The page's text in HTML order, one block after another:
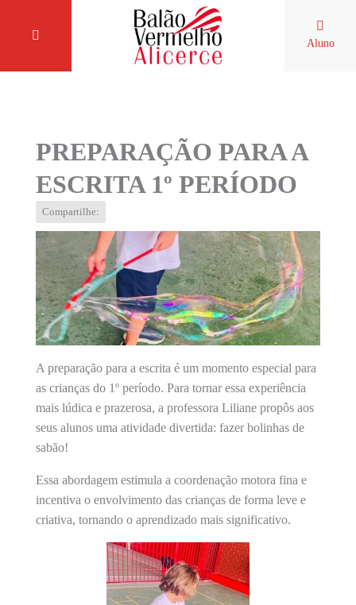
Aluno
PREPARAÇÃO PARA A
ESCRITA 1º PERÍODO
Compartilhe:
A preparação para a escrita é um momento especial para
as crianças do 1º período. Para tornar essa experiência
mais lúdica e prazerosa, a professora Liliane propôs aos
seus alunos uma atividade divertida: fazer bolinhas de
sabão!
Essa abordagem estimula a coordenação motora fina e
incentiva o envolvimento das crianças de forma leve e
criativa, tornando o aprendizado mais significativo.